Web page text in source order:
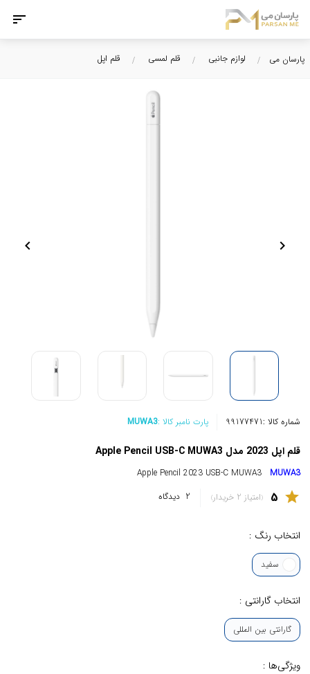
پارسان می لوازم جانبی قلم لمسی قلم اپل
chevron_right
chevron_left
شماره کالا :99177471 پارت نامبر کالا :MUWA3
قلم اپل 2023 مدل Apple Pencil USB-C MUWA3
Apple Pencil 2023 USB-C MUWA3 MUWA3
star
5 امتیاز 2 خریدار 2 دیدگاه
انتخاب رنگ :
سفید
انتخاب گارانتی :
گارانتی بین المللی
ویژگی‌ها :